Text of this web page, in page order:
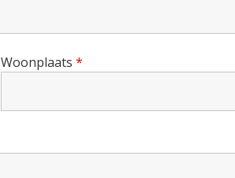
Woonplaats *